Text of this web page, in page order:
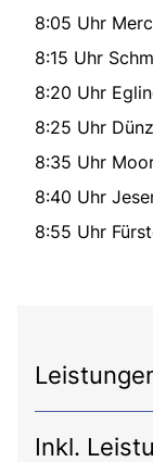
8:05 Uhr
8:15 Uhr
8:20 Uhr
8:25 Uhr
8:35 Uhr
8:40 Uhr
8:55 Uhr
Inkl.